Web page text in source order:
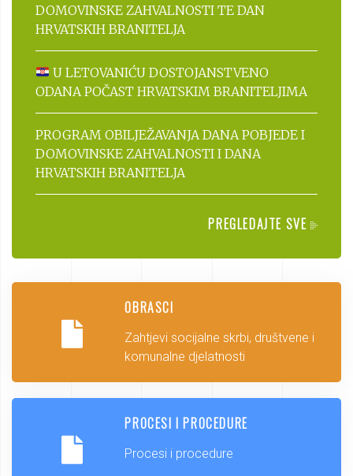
DOMOVINSKE ZAHVALNOSTI TE DAN
HRVATSKIH BRANITELJA
U LETOVANIĆU DOSTOJANSTVENO
ODANA POČAST HRVATSKIM BRANITELJIMA
PROGRAM OBILJEŽAVANJA DANA POBJEDE I
DOMOVINSKE ZAHVALNOSTI I DANA
HRVATSKIH BRANITELJA
PREGLEDAJTE SVE
OBRASCI
Zahtjevi socijalne skrbi, društvene i
komunalne djelatnosti
PROCESI I PROCEDURE
Procesi i procedure